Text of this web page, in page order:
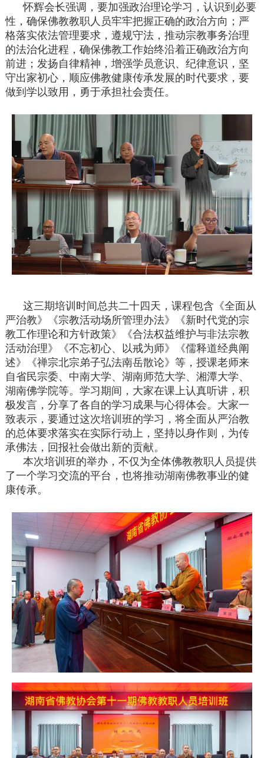
怀辉会长强调，要加强政治理论学习，认识到必要
性，确保佛教教职人员牢牢把握正确的政治方向；严
格落实依法管理要求，遵规守法，推动宗教事务治理
的法治化进程，确保佛教工作始终沿着正确政治方向
前进；发扬自律精神，增强学员意识、纪律意识，坚
守出家初心，顺应佛教健康传承发展的时代要求，要
做到学以致用，勇于承担社会责任。
这三期培训时间总共二十四天，课程包含《全面从
严治教》《宗教活动场所管理办法》《新时代党的宗
教工作理论和方针政策》《合法权益维护与非法宗教
活动治理》《不忘初心、以戒为师》《儒释道经典阐
述》《禅宗北宗弟子弘法南岳散论》等，授课老师来
自省民宗委、中南大学、湖南师范大学、湘潭大学、
湖南佛学院等。学习期间，大家在课上认真听讲，积
极发言，分享了各自的学习成果与心得体会。大家一
致表示，要通过这次培训班的学习，将全面从严治教
的总体要求落实在实际行动上，坚持以身作则，为传
承佛法，回报社会做出新的贡献。
本次培训班的举办，不仅为全体佛教教职人员提供
了一个学习交流的平台，也将推动湖南佛教事业的健
康传承。